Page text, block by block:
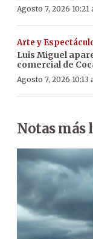
Agosto 7, 2026 10:21
Arte y
Luis Miguel
comercial de
Agosto 7, 2026 10:13
Notas más